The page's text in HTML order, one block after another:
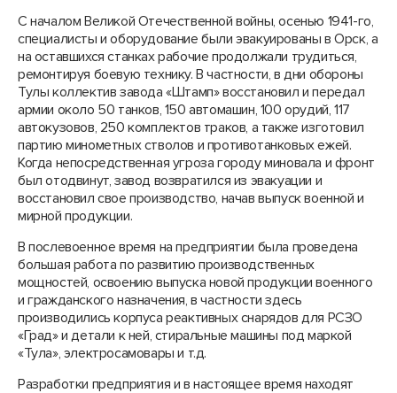
С началом Великой Отечественной войны, осенью 1941-го,
специалисты и оборудование были эвакуированы в Орск, а
на оставшихся станках рабочие продолжали трудиться,
ремонтируя боевую технику. В частности, в дни обороны
Тулы коллектив завода «Штамп» восстановил и передал
армии около 50 танков, 150 автомашин, 100 орудий, 117
автокузовов, 250 комплектов траков, а также изготовил
партию минометных стволов и противотанковых ежей.
Когда непосредственная угроза городу миновала и фронт
был отодвинут, завод возвратился из эвакуации и
восстановил свое производство, начав выпуск военной и
мирной продукции.
В послевоенное время на предприятии была проведена
большая работа по развитию производственных
мощностей, освоению выпуска новой продукции военного
и гражданского назначения, в частности здесь
производились корпуса реактивных снарядов для РСЗО
«Град» и детали к ней, стиральные машины под маркой
«Тула», электросамовары и т.д.
Разработки предприятия и в настоящее время находят